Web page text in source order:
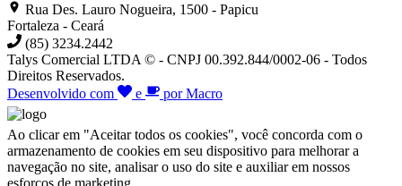
Rua Des. Lauro Nogueira, 1500 - Papicu
Fortaleza - Ceará
(85) 3234.2442
Talys Comercial LTDA © - CNPJ 00.392.844/0002-06 - Todos
Direitos Reservados.
Desenvolvido com
e por Macro
Ao clicar em "Aceitar todos os cookies", você concorda com o
armazenamento de cookies em seu dispositivo para melhorar a
navegação no site, analisar o uso do site e auxiliar em nossos
esforços de marketing.